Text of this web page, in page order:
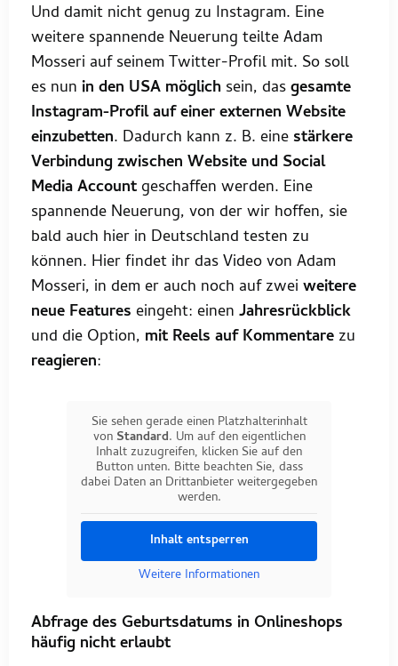
Und damit nicht genug zu Instagram. Eine
weitere spannende Neuerung teilte Adam
Mosseri auf seinem Twitter-Profil mit. So soll
es nun in den USA möglich sein, dasgesamte
Instagram-Profil auf einer externen Website
einzubetten. Dadurch kann z. B. eine stärkere
Verbindung zwischen Website und Social
Media Accountgeschaffen werden. Eine
spannende Neuerung, von der wir hoffen, sie
bald auch hier in Deutschland testen zu
können. Hier findet ihr das Video von Adam
Mosseri, in dem er auch noch auf zwei weitere
neue Features eingeht: einen Jahresrückblick
und die Option, mit Reels auf Kommentare zu
reagieren:
Sie sehen gerade einen Platzhalterinhalt
von Standard. Um auf den eigentlichen
Inhalt zuzugreifen, klicken Sie auf den
Button unten. Bitte beachten Sie, dass
dabei Daten an Drittanbieter weitergegeben
werden.
Inhalt entsperren
Weitere Informationen
Abfrage des Geburtsdatums in Onlineshops
häufig nicht erlaubt